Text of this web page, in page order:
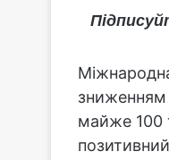
зниженням
майже 100